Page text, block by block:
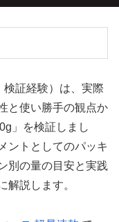
検証経験）は、実際
と使い勝手の観点か
」を検証しまし
ントとしてのパッキ
別の量の目安と実践
解説します。